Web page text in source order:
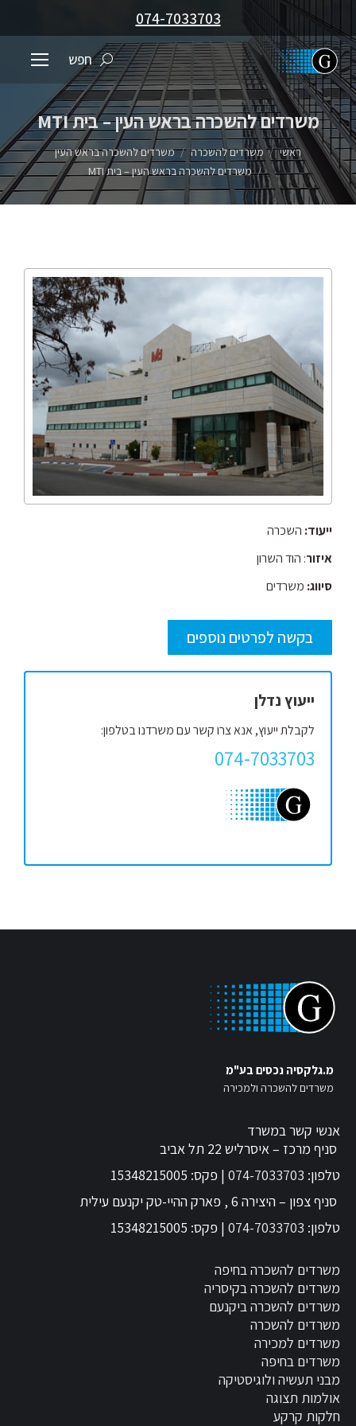
074-7033703
חפש
משרדים להשכרה בראש העין – בית MTI
You are here:
ראשי משרדים להשכרה
משרדים להשכרה בראש העין
משרדים להשכרה בראש העין – בית MTI
ייעוד: השכרה
איזור: הוד השרון
סיווג: משרדים
בקשה לפרטים נוספים
ייעוץ נדלן
לקבלת ייעוץ, אנא צרו קשר עם משרדנו בטלפון:
074-7033703
מ.גלקסיה נכסים בע"מ
משרדים להשכרה ולמכירה
אנשי קשר במשרד
סניף מרכז – איסרליש 22 תל אביב
טלפון: 074-7033703 | פקס: 15348215005
סניף צפון – היצירה 6 , פארק ההיי-טק יקנעם עילית
טלפון: 074-7033703 | פקס: 15348215005
משרדים להשכרה בחיפה
משרדים להשכרה בקיסריה
משרדים להשכרה ביקנעם
משרדים להשכרה
משרדים למכירה
משרדים בחיפה
מבני תעשיה ולוגיסטיקה
אולמות תצוגה
חלקות קרקע